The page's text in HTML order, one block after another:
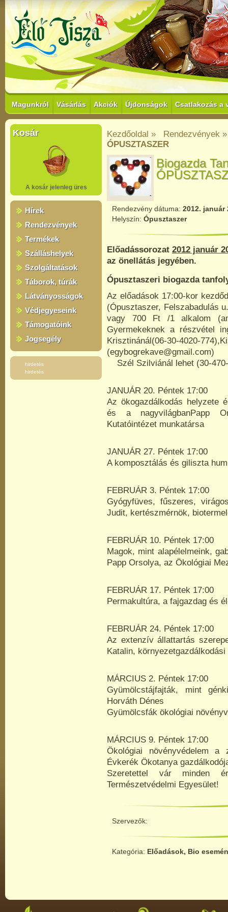
Magunkról Vásárlás Akciók Újdonságok Csatlakozás a
Kosár
A kosár jelenleg üres
Hírek
Rendezvények
Termékek
Szálláshelyek
Szolgáltatások
Táborok, túrák
Látványosságok
Védjegyeseink
Támogatóink
Jogsegély
hirdetés
hirdetés
Kezdőoldal »
Rendezvények »
ÓPUSZTASZER
Biogazda
Rendezvény dátuma: 2012. január
Helyszín: Ópusztaszer
Előadássorozat2012 január
az önellátás jegyében.
Ópusztaszeri biogazda
Az előadások 17:00-kor
(Ópusztaszer, Felszabadulás
vagy 700 Ft /1 alkalom
Gyermekeknek a részvétel
Krisztinánál(06-30-
(egybogrekave@gmail.com)
Szél Szilviánál lehet (30-
JANUÁR 20. Péntek 17:00
Az ökogazdálkodás helyzete
és a nagyvilágbanPapp
Kutatóintézet munkatársa
JANUÁR 27. Péntek 17:00
A komposztálás és giliszta
FEBRUÁR 3. Péntek 17:00
Gyógyfüves, fűszeres,
Judit, kertészmérnök,
FEBRUÁR 10. Péntek 17:00
Magok, mint alapélelmeink,
Papp Orsolya, az Ökológiai
FEBRUÁR 17. Péntek 17:00
Permakultúra, a fajgazdag és
FEBRUÁR 24. Péntek 17:00
Az extenzív állattartás
Katalin,
MÁRCIUS 2. Péntek 17:00
Gyümölcstájfajták, mint
Horváth Dénes
Gyümölcsfák ökológiai
MÁRCIUS 9. Péntek 17:00
Ökológiai növényvédelem
Évkerék Ökotanya
Szeretettel vár minden
Természetvédelmi Egyesület!
Szervezők:
Kategória: Előadások, Bio